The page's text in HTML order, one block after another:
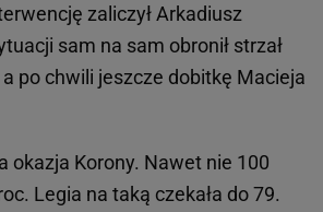
zaliczył Arkadiusz
sam na sam obronił strzał
po chwili jeszcze dobitkę Macieja
okazja Korony. Nawet nie 100
Legia na taką czekała do 79.